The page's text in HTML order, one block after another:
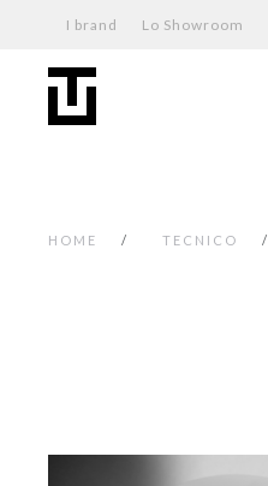
I brand Lo Showroom
HOME TECNICO